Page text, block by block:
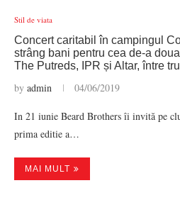
Stil de viata
Concert caritabil în campingul
strâng bani pentru cea de-a
The Putreds, IPR și Altar, între
by admin 04/06/2019
In 21 iunie Beard Brothers îi invită pe
prima editie a…
MAI MULT